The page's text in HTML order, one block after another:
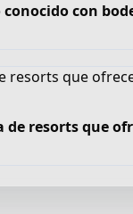
con
resorts que